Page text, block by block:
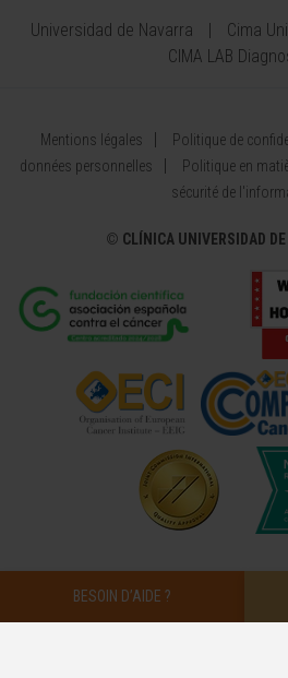
BESOIN D’AIDE ?
Universidad de Navarra
Cima
CIMA LAB
Mentions légales Politique de
données personnelles
Politique en
sécurité de
© CLÍNICA UNIVERSIDAD